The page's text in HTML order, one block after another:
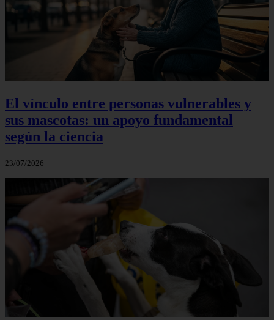
El vínculo entre personas vulnerables y
sus mascotas: un apoyo fundamental
según la ciencia
23/07/2026